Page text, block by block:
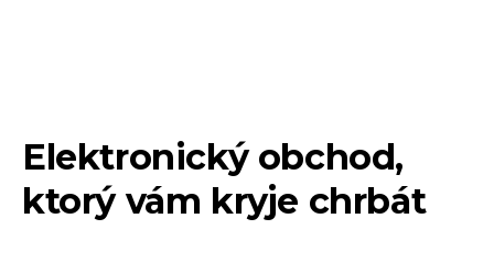
Elektronický obchod,
ktorý vám kryje chrbát